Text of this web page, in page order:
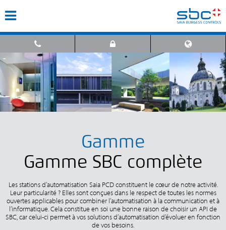
Gamme
Gamme SBC complète
Les stations d’automatisation Saia PCD constituent le cœur de notre activité.
Leur particularité ? Elles sont conçues dans le respect de toutes les normes
ouvertes applicables pour combiner l’automatisation à la communication et à
l’informatique. Cela constitue en soi une bonne raison de choisir un API de
SBC, car celui-ci permet à vos solutions d’automatisation d’évoluer en fonction
de vos besoins.